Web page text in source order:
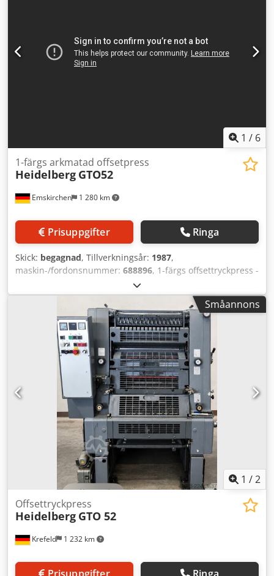
1 / 6
Emskirchen 1 280 km
1-färgs arkmatad offsetpress
Heidelberg GTO52
Prisuppgifter Ringa
Skick: begagnad, Tillverkningsår: 1987,
maskin-/fordonsnummer: 688896, 1-färgs offsettryckpress -
1-färgs arkmatad offsetpress Heidelberg GTO52+ N+P,
Årsmodell 1987 - Serienummer 688896 Max format: 320 x
460 mm Tryck: 33 miljoner Pappersvikt: 0,04 - 0,4 mm
Hastighet: 3 000 - 8 000 ark/timme Konventionellt fuktverk
Plus-version Med påtrycknings-, numrerings- och
perforeringsenhet N+P Online-inspektion via Skype-video
möjlig Dsdpfx Ahell A Tfjnjkr Vi uppskattar gärna ert besök
- fler maskiner i lager Omedelbart tillgänglig - kan
inspekteras Finns i lager i Emskirchen / Nürnberg - kan
testköras
Småannons
1 /2
Krefeld 1 232 km
Offsettryckpress
Heidelberg GTO 52